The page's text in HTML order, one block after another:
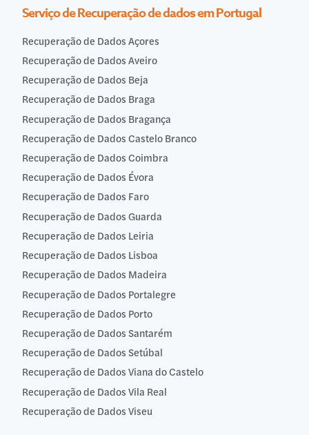
Serviço de Recuperação de dados em Portugal
Recuperação de Dados Açores
Recuperação de Dados Aveiro
Recuperação de Dados Beja
Recuperação de Dados Braga
Recuperação de Dados Bragança
Recuperação de Dados Castelo Branco
Recuperação de Dados Coimbra
Recuperação de Dados Évora
Recuperação de Dados Faro
Recuperação de Dados Guarda
Recuperação de Dados Leiria
Recuperação de Dados Lisboa
Recuperação de Dados Madeira
Recuperação de Dados Portalegre
Recuperação de Dados Porto
Recuperação de Dados Santarém
Recuperação de Dados Setúbal
Recuperação de Dados Viana do Castelo
Recuperação de Dados Vila Real
Recuperação de Dados Viseu